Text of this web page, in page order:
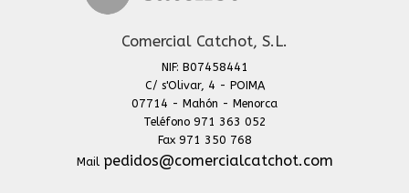
Comercial Catchot, S.L.
NIF: B07458441
C/ s'Olivar, 4 - POIMA
07714 - Mahón - Menorca
Teléfono 971 363 052
Fax 971 350 768
Mail pedidos@comercialcatchot.com